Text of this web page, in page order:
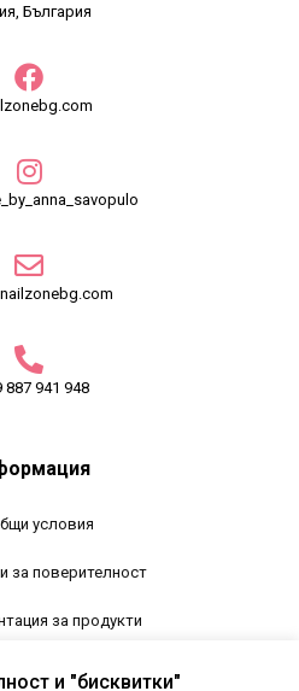
България
887 941 948
условия
за поверителност
за продукти
и "бисквитки"